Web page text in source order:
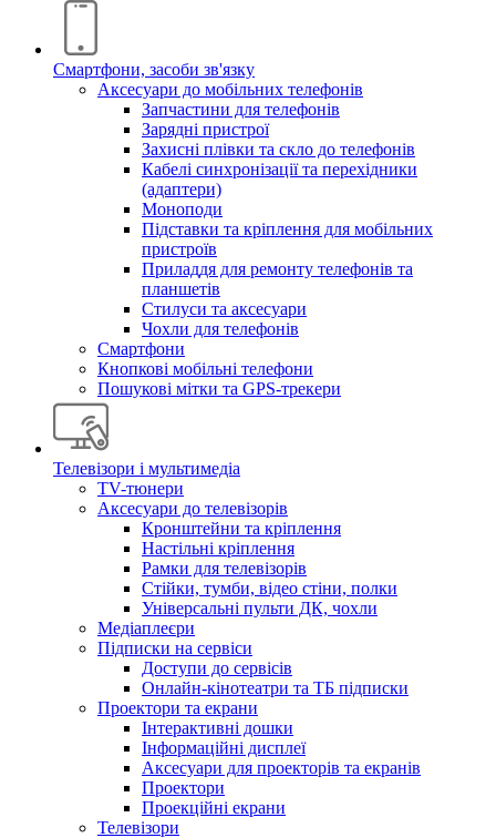
Смартфони, засоби зв'язку
Аксесуари до мобільних телефонів
Запчастини для телефонів
Зарядні пристрої
Захисні плівки та скло до телефонів
Кабелі синхронізації та перехідники
(адаптери)
Моноподи
Підставки та кріплення для мобільних
пристроїв
Приладдя для ремонту телефонів та
планшетів
Стилуси та аксесуари
Чохли для телефонів
Смартфони
Кнопкові мобільні телефони
Пошукові мітки та GPS-трекери
Телевізори і мультимедіа
TV-тюнери
Аксесуари до телевізорів
Кронштейни та кріплення
Настільні кріплення
Рамки для телевізорів
Стійки, тумби, відео стіни, полки
Універсальні пульти ДК, чохли
Медіаплеєри
Підписки на сервіси
Доступи до сервісів
Онлайн-кінотеатри та ТБ підписки
Проектори та екрани
Інтерактивні дошки
Інформаційні дисплеї
Аксесуари для проекторів та екранів
Проектори
Проекційні екрани
Телевізори